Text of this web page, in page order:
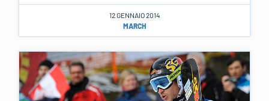
12 GENNAIO 2014
MARCH